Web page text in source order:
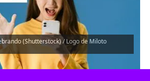
(Shutterstock) / Logo de Miloto
Escucha el artículo